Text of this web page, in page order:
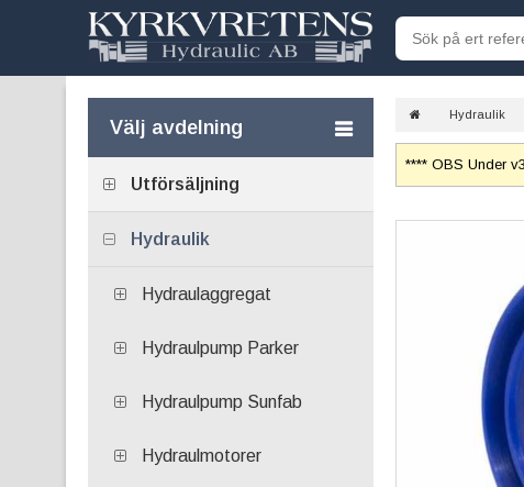
Välj avdelning
Utförsäljning
Hydraulik
Hydraulaggregat
Hydraulpump Parker
Hydraulpump Sunfab
Hydraulmotorer
Hydraulik
**** OBS Under